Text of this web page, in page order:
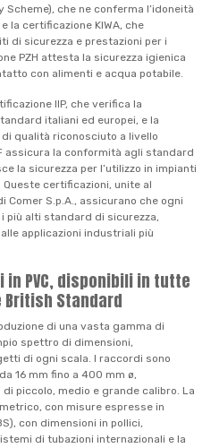
Scheme), che ne conferma l’idoneità
la certificazione KIWA, che
di sicurezza e prestazioni per i
PZH attesta la sicurezza igienica
con alimenti e acqua potabile.
IIP, che verifica la
italiani ed europei, e la
qualità riconosciuto a livello
assicura la conformità agli standard
la sicurezza per l’utilizzo in impianti
certificazioni, unite al
S.p.A., assicurano che ogni
più alti standard di sicurezza,
applicazioni industriali più
in PVC, disponibili in tutte
Standard
di una vasta gamma di
spettro di dimensioni,
di ogni scala. I raccordi sono
16 mm fino a 400 mm ø,
piccolo, medio e grande calibro. La
con misure espresse in
con dimensioni in pollici,
di tubazioni internazionali e la